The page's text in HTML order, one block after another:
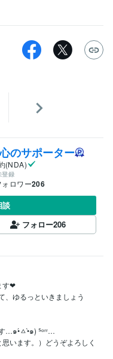
のサポーター
(NDA)
登録
ォロワー206
談
フォロー206
す❤︎
、ゆるっといきましょう
…๑•́ㅿ•̀๑) ᔆᵒʳʳ…
います。）どうぞよろしく